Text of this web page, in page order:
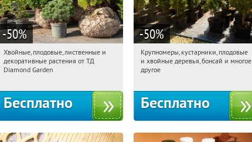
-50%
15:08:06 Получили:
Выставочная
Хвойные, плодовые, лиственные и
декоративные растения от ТД
Diamond Garden
Бесплатно
-50%
15:08:06 Получили:28
Москва, Рябиновая улица, 17
Крупномеры, кустарники, плодовые
и хвойные деревья, бонсай и многое
другое
Бесплатно